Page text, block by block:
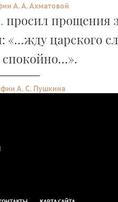
А. А. Ахматовой
просил прощения
«…жду царского
спокойно…».
А. С. Пушкина